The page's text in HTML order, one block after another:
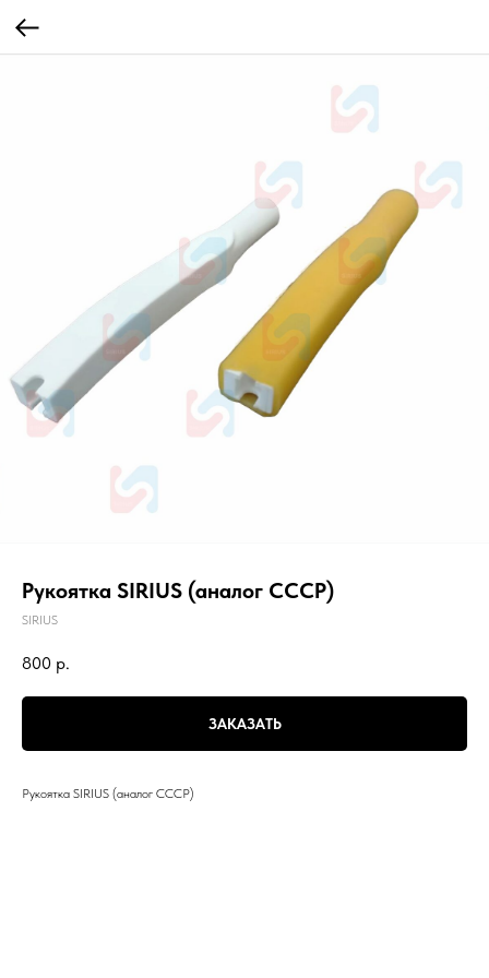
Рукоятка SIRIUS (аналог СССР)
SIRIUS
800 р.
ЗАКАЗАТЬ
Рукоятка SIRIUS (аналог СССР)